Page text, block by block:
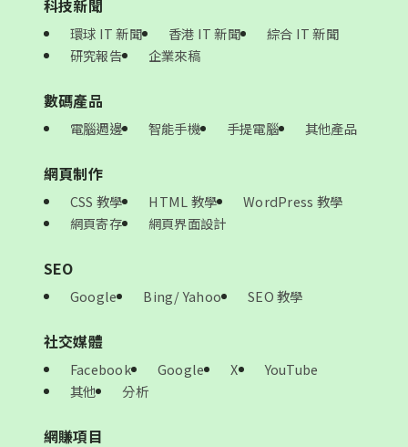
科技新聞
環球 IT 新聞 香港 IT 新聞
綜合 IT 新聞
研究報告
企業來稿
數碼產品
電腦週邊 智能手機 手提電腦 其他產品
網頁制作
CSS 教學 HTML 教學
WordPress 教學
網頁寄存
網頁界面設計
SEO
Google Bing/ Yahoo SEO 教學
社交媒體
Facebook Google X
YouTube
其他
分析
網賺項目